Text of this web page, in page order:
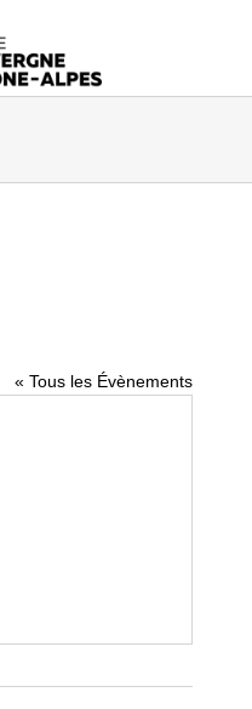
« Tous les Évènements